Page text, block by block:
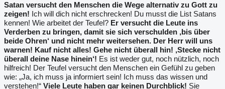
Satan versucht den Menschen die Wege alternativ zu Gott zu
zeigen! Ich will dich nicht erschrecken! Du musst die List Satans
kennen! Wie arbeitet der Teufel? Er versucht die Leute ins
Verderben zu bringen, damit sie sich verschulden ,bis über
beide Ohren‘ und nicht mehr weitersehen. Der Herr will uns
warnen! Kauf nicht alles! Gehe nicht überall hin! ,Stecke nicht
überall deine Nase hinein‘! Es ist weder gut, noch nützlich, noch
hilfreich! Der Teufel versucht den Menschen ein Gefühl zu geben
wie: „Ja, ich muss ja informiert sein! Ich muss das wissen und
verstehen!“ Viele Leute haben gar keinen Durchblick! Sie